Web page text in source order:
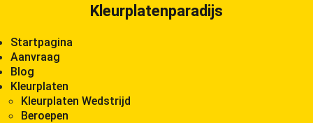
Kleurplatenparadijs
Startpagina
Aanvraag
Blog
Kleurplaten
Kleurplaten Wedstrijd
Beroepen